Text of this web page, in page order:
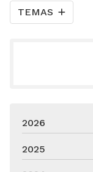
TEMAS
2026
2025